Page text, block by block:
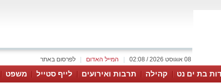
לפרסום באתר המייל האדום 08 אוגוסט 2026 / 02:08
בת ים נט קהילה תרבות ואירועים לייף סטייל משפט